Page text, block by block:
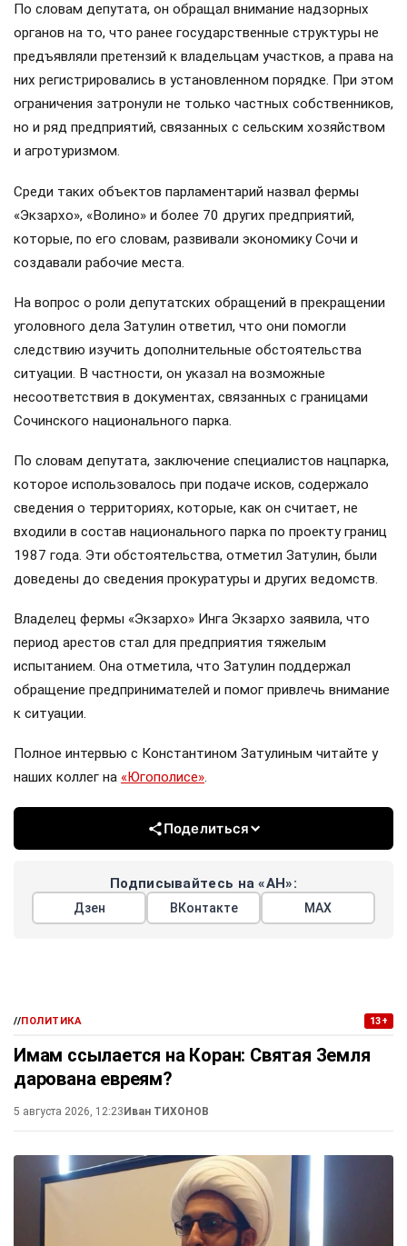
По словам депутата, он обращал внимание надзорных
органов на то, что ранее государственные структуры не
предъявляли претензий к владельцам участков, а права на
них регистрировались в установленном порядке. При этом
ограничения затронули не только частных собственников,
но и ряд предприятий, связанных с сельским хозяйством
и агротуризмом.
Среди таких объектов парламентарий назвал фермы
«Экзархо», «Волино» и более 70 других предприятий,
которые, по его словам, развивали экономику Сочи и
создавали рабочие места.
На вопрос о роли депутатских обращений в прекращении
уголовного дела Затулин ответил, что они помогли
следствию изучить дополнительные обстоятельства
ситуации. В частности, он указал на возможные
несоответствия в документах, связанных с границами
Сочинского национального парка.
По словам депутата, заключение специалистов нацпарка,
которое использовалось при подаче исков, содержало
сведения о территориях, которые, как он считает, не
входили в состав национального парка по проекту границ
1987 года. Эти обстоятельства, отметил Затулин, были
доведены до сведения прокуратуры и других ведомств.
Владелец фермы «Экзархо» Инга Экзархо заявила, что
период арестов стал для предприятия тяжелым
испытанием. Она отметила, что Затулин поддержал
обращение предпринимателей и помог привлечь внимание
к ситуации.
Полное интервью с Константином Затулиным читайте у
наших коллег на «Югополисе».
Поделиться
Подписывайтесь на «АН»:
Дзен ВКонтакте МАХ
//ПОЛИТИКА 13+
Имам ссылается на Коран: Святая Земля
дарована евреям?
5 августа 2026, 12:23 Иван ТИХОНОВ